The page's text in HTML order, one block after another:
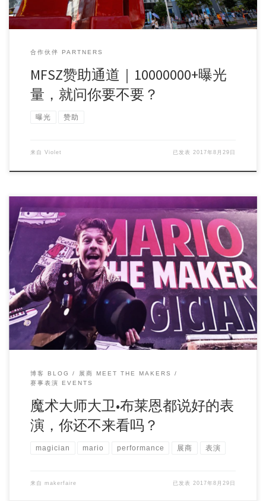
合作伙伴 PARTNERS
​MFSZ赞助通道｜10000000+曝光
量，就问你要不要？
曝光 赞助
来自 Violet 已发表2017年8月29日
一家四口的流浪魔术style 开一辆1971年的复古面包车， 带着
美丽的妻子Katie和两个可爱的女 […]
博客 BLOG
展商 MEET THE MAKERS
赛事表演 EVENTS
魔术大师大卫•布莱恩都说好的表
演，你还不来看吗？
magician mario performance 展商 表演
来自 makerfaire 已发表 2017年8月29日